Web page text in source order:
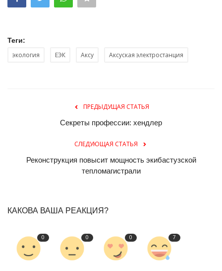
Теги:
экология ЕЭК Аксу Аксуская электростанция
ПРЕДЫДУЩАЯ СТАТЬЯ
Секреты профессии: хендлер
СЛЕДУЮЩАЯ СТАТЬЯ
Реконструкция повысит мощность экибастузской
тепломагистрали
КАКОВА ВАША РЕАКЦИЯ?
0 0 0 7